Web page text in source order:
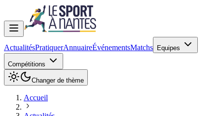
ActualitésPratiquerAnnuaireÉvénementsMatchs Equipes
Compétitions
Changer de thème
Accueil